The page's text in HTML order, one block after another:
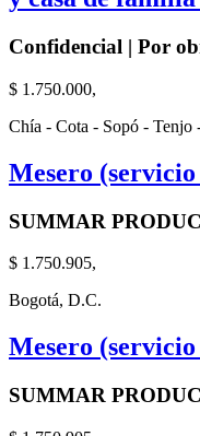
Confidencial | Por
$ 1.750.000,
Chía - Cota - Sopó - Tenjo
Mesero
SUMMAR
$ 1.750.905,
Bogotá, D.C.
Mesero
SUMMAR